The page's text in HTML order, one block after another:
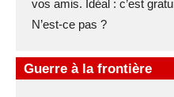
vos amis. Idéal : c’est
N’est-ce pas ?
Guerre à la frontière